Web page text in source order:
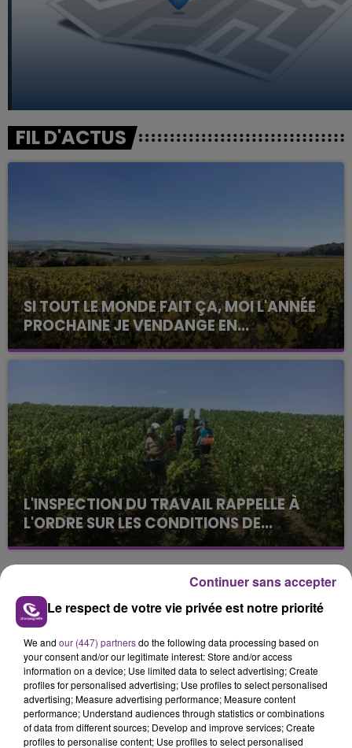
FIL D'ACTUS
SI TOUT LE MONDE FAIT ÇA, MOI L'ANNÉE
PROCHAINE JE VENDANGE EN...
La vendange en Champagne a débuté ce jeudi 6
août dans la commune de Montgueux (Aube). Du
L'INSPECTION DU TRAVAIL RAPPELLE À
L'ORDRE SUR LES CONDITIONS DE...
Alors que les dates de début des vendange 2026
s'est avéré être plus précoce que prévu,
l'inspection du Travail en profite pour rappeler
les conditions de...
TITRES DIFFUSÉS
9h11
9h11 9h08
9h08
Le respect de votre vie privée est notre priorité
We and our (447) partnersdo the following data processing based on
your consent and/or our legitimate interest: Store and/or access
information on a device; Use limited data to select advertising; Create
profiles for personalised advertising; Use profiles to select personalised
advertising; Measure advertising performance; Measure content
performance; Understand audiences through statistics or combinations
of data from different sources; Develop and improve services; Create
profiles to personalise content; Use profiles to select personalised
Continuer sans accepter